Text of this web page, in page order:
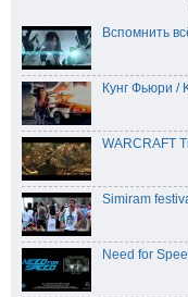
Вспомнить
Кунг Фьюри /
WARCRAFT
Simiram
Need for